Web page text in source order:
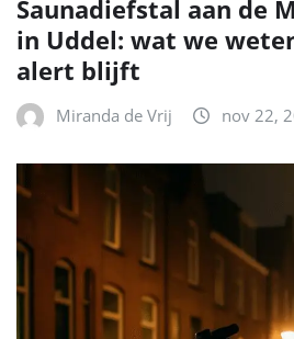
Saunadiefstal aan de
in Uddel: wat we
alert blijft
Miranda de Vrij nov 22,